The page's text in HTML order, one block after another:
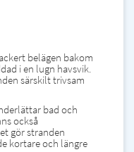
belägen bakom
i en lugn havsvik.
särskilt trivsam
bad och
också
gör stranden
kortare och längre